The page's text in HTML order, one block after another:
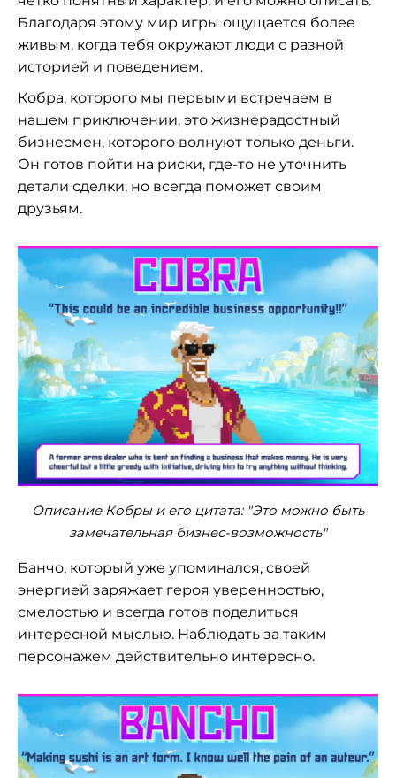
Благодаря этому мир игры ощущается более
живым, когда тебя окружают люди с разной
историей и поведением.
Кобра, которого мы первыми встречаем в
нашем приключении, это жизнерадостный
бизнесмен, которого волнуют только деньги.
Он готов пойти на риски, где-то не уточнить
детали сделки, но всегда поможет своим
друзьям.
Описание Кобры и его цитата: "Это можно быть
замечательная бизнес-возможность"
Банчо, который уже упоминался, своей
энергией заряжает героя уверенностью,
смелостью и всегда готов поделиться
интересной мыслью. Наблюдать за таким
персонажем действительно интересно.